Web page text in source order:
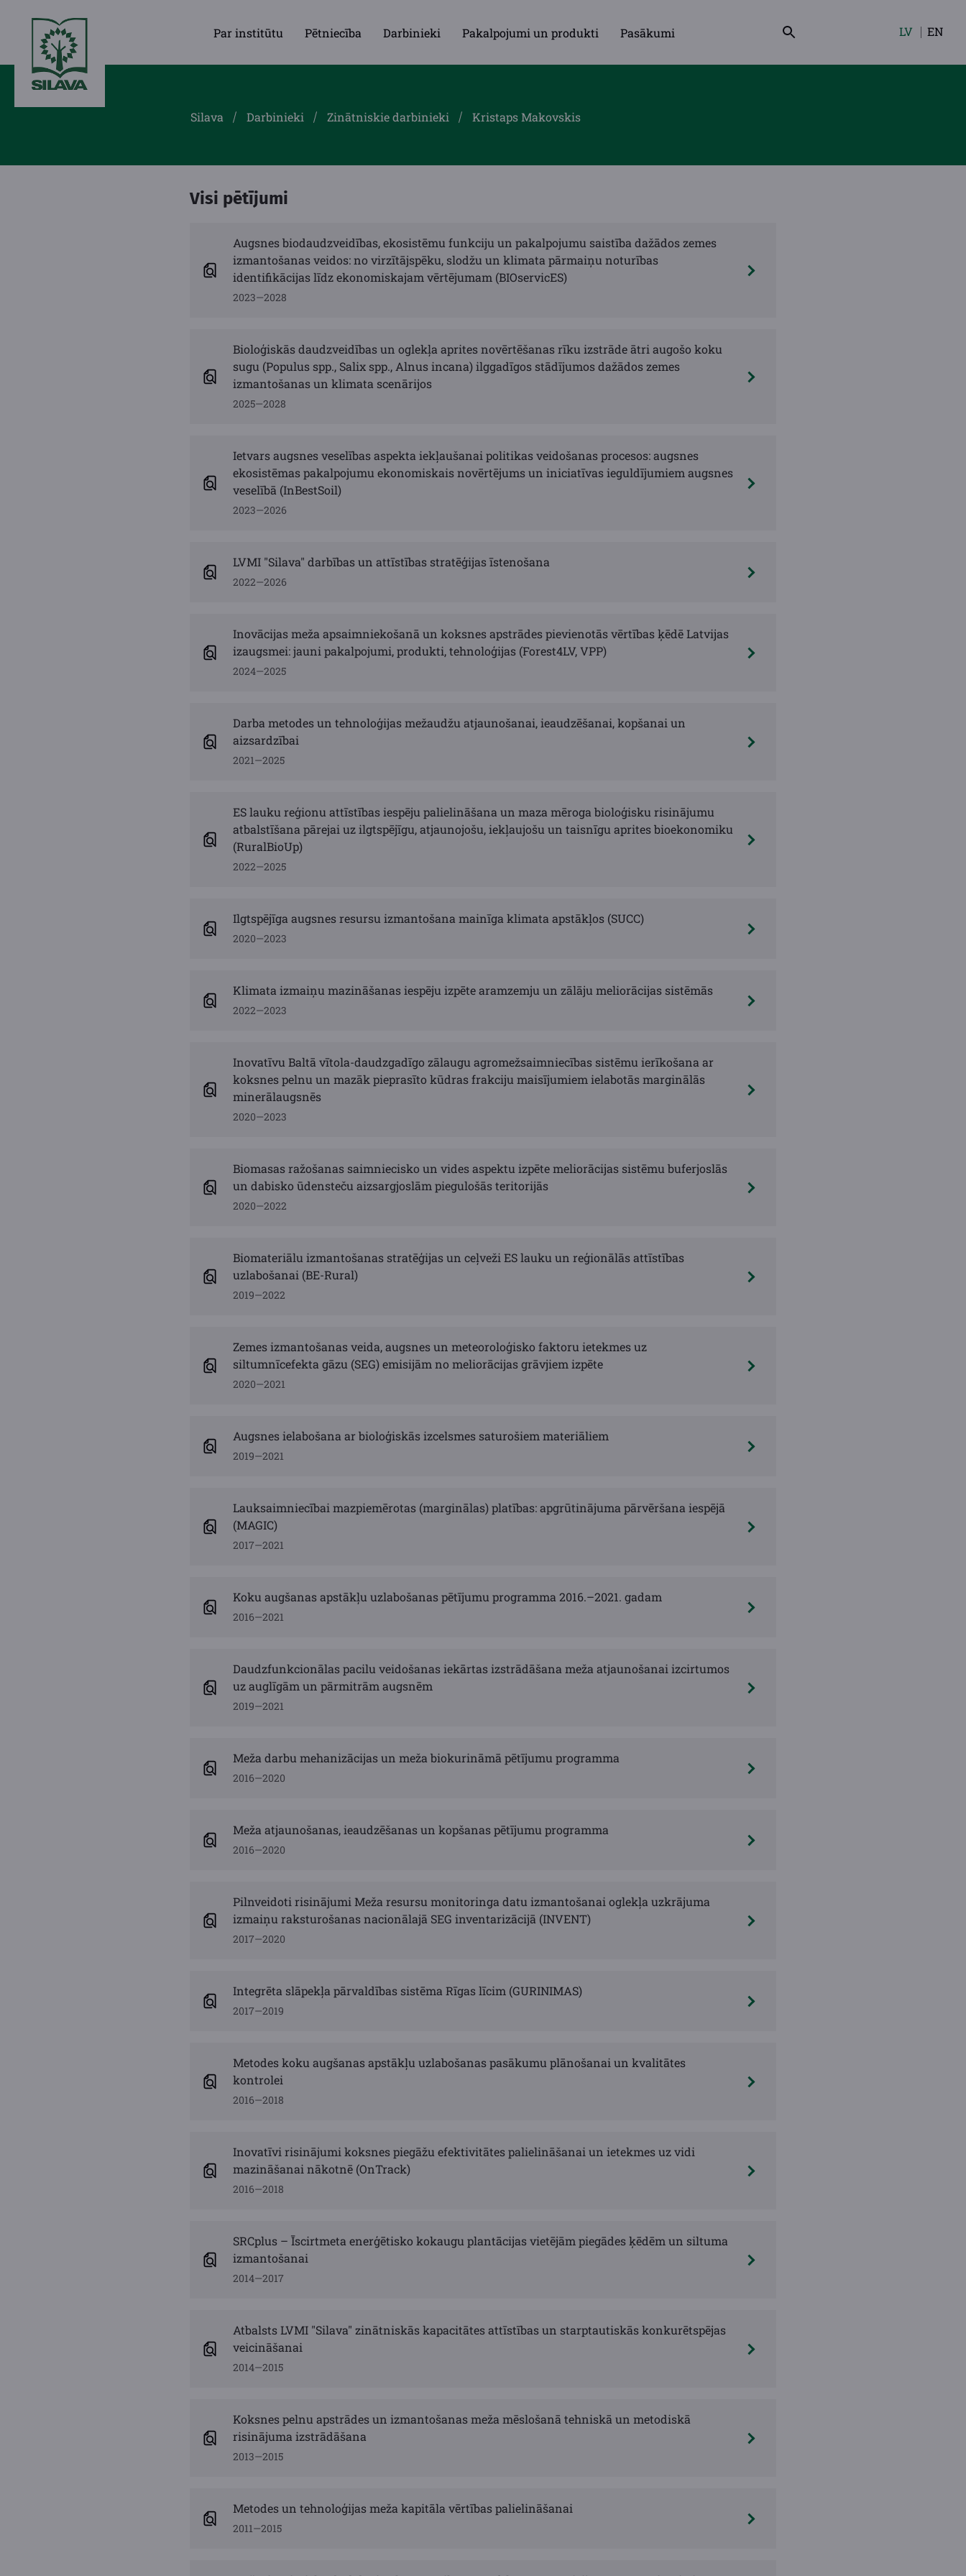
Par institūtu Pētniecība Darbinieki Pakalpojumi un produkti Pasākumi
Izvēlieties
LV EN
Silava Darbinieki Zinātniskie darbinieki Kristaps Makovskis
Visi pētījumi
Augsnes biodaudzveidības, ekosistēmu funkciju un pakalpojumu saistība dažādos zemes
izmantošanas veidos: no virzītājspēku, slodžu un klimata pārmaiņu noturības
identifikācijas līdz ekonomiskajam vērtējumam (BIOservicES)
2023—2028
Bioloģiskās daudzveidības un oglekļa aprites novērtēšanas rīku izstrāde ātri augošo koku
sugu (Populus spp., Salix spp., Alnus incana) ilggadīgos stādījumos dažādos zemes
izmantošanas un klimata scenārijos
2025—2028
Ietvars augsnes veselības aspekta iekļaušanai politikas veidošanas procesos: augsnes
ekosistēmas pakalpojumu ekonomiskais novērtējums un iniciatīvas ieguldījumiem augsnes
veselībā (InBestSoil)
2023—2026
LVMI "Silava" darbības un attīstības stratēģijas īstenošana
2022—2026
Inovācijas meža apsaimniekošanā un koksnes apstrādes pievienotās vērtības ķēdē Latvijas
izaugsmei: jauni pakalpojumi, produkti, tehnoloģijas (Forest4LV, VPP)
2024—2025
Darba metodes un tehnoloģijas mežaudžu atjaunošanai, ieaudzēšanai, kopšanai un
aizsardzībai
2021—2025
ES lauku reģionu attīstības iespēju palielināšana un maza mēroga bioloģisku risinājumu
atbalstīšana pārejai uz ilgtspējīgu, atjaunojošu, iekļaujošu un taisnīgu aprites bioekonomiku
(RuralBioUp)
2022—2025
Ilgtspējīga augsnes resursu izmantošana mainīga klimata apstākļos (SUCC)
2020—2023
Klimata izmaiņu mazināšanas iespēju izpēte aramzemju un zālāju meliorācijas sistēmās
2022—2023
Inovatīvu Baltā vītola-daudzgadīgo zālaugu agromežsaimniecības sistēmu ierīkošana ar
koksnes pelnu un mazāk pieprasīto kūdras frakciju maisījumiem ielabotās marginālās
minerālaugsnēs
2020—2023
Biomasas ražošanas saimniecisko un vides aspektu izpēte meliorācijas sistēmu buferjoslās
un dabisko ūdensteču aizsargjoslām piegulošās teritorijās
2020—2022
Biomateriālu izmantošanas stratēģijas un ceļveži ES lauku un reģionālās attīstības
uzlabošanai (BE-Rural)
2019—2022
Zemes izmantošanas veida, augsnes un meteoroloģisko faktoru ietekmes uz
siltumnīcefekta gāzu (SEG) emisijām no meliorācijas grāvjiem izpēte
2020—2021
Augsnes ielabošana ar bioloģiskās izcelsmes saturošiem materiāliem
2019—2021
Lauksaimniecībai mazpiemērotas (marginālas) platības: apgrūtinājuma pārvēršana iespējā
(MAGIC)
2017—2021
Koku augšanas apstākļu uzlabošanas pētījumu programma 2016.–2021. gadam
2016—2021
Daudzfunkcionālas pacilu veidošanas iekārtas izstrādāšana meža atjaunošanai izcirtumos
uz auglīgām un pārmitrām augsnēm
2019—2021
Meža darbu mehanizācijas un meža biokurināmā pētījumu programma
2016—2020
Meža atjaunošanas, ieaudzēšanas un kopšanas pētījumu programma
2016—2020
Pilnveidoti risinājumi Meža resursu monitoringa datu izmantošanai oglekļa uzkrājuma
izmaiņu raksturošanas nacionālajā SEG inventarizācijā (INVENT)
2017—2020
Integrēta slāpekļa pārvaldības sistēma Rīgas līcim (GURINIMAS)
2017—2019
Metodes koku augšanas apstākļu uzlabošanas pasākumu plānošanai un kvalitātes
kontrolei
2016—2018
Inovatīvi risinājumi koksnes piegāžu efektivitātes palielināšanai un ietekmes uz vidi
mazināšanai nākotnē (OnTrack)
2016—2018
SRCplus – Īscirtmeta enerģētisko kokaugu plantācijas vietējām piegādes ķēdēm un siltuma
izmantošanai
2014—2017
Atbalsts LVMI "Silava" zinātniskās kapacitātes attīstības un starptautiskās konkurētspējas
veicināšanai
2014—2015
Koksnes pelnu apstrādes un izmantošanas meža mēslošanā tehniskā un metodiskā
risinājuma izstrādāšana
2013—2015
Metodes un tehnoloģijas meža kapitāla vērtības palielināšanai
2011—2015